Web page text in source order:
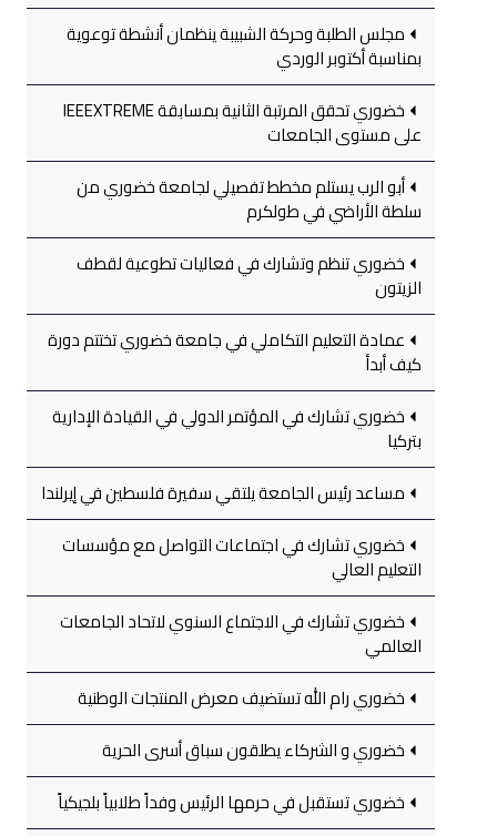
مجلس الطلبة وحركة الشبيبة ينظمان أنشطة توعوية
بمناسبة أكتوبر الوردي
خضوري تحقق المرتبة الثانية بمسابقة IEEEXTREME
على مستوى الجامعات
أبو الرب يستلم مخطط تفصيلي لجامعة خضوري من
سلطة الأراضي في طولكرم
خضوري تنظم وتشارك في فعاليات تطوعية لقطف
الزيتون
عمادة التعليم التكاملي في جامعة خضوري تختتم دورة
كيف أبدأ
خضوري تشارك في المؤتمر الدولي في القيادة الإدارية
بتركيا
مساعد رئيس الجامعة يلتقي سفيرة فلسطين في إيرلندا
خضوري تشارك في اجتماعات التواصل مع مؤسسات
التعليم العالي
خضوري تشارك في الاجتماع السنوي لاتحاد الجامعات
العالمي
خضوري رام الله تستضيف معرض المنتجات الوطنية
خضوري و الشركاء يطلقون سباق أسرى الحرية
خضوري تستقبل في حرمها الرئيس وفداً طلابياً بلجيكياً